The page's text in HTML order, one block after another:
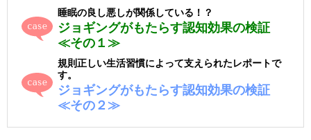
睡眠の良し悪しが関係している！？
ジョギングがもたらす認知効果の検証
≪その１≫
規則正しい生活習慣によって支えられたレポートで
す。
ジョギングがもたらす認知効果の検証
≪その２≫